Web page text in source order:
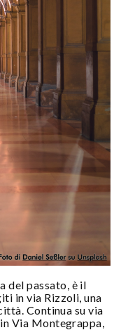
del passato, è il
in via Rizzoli, una
Continua su via
Via Montegrappa,